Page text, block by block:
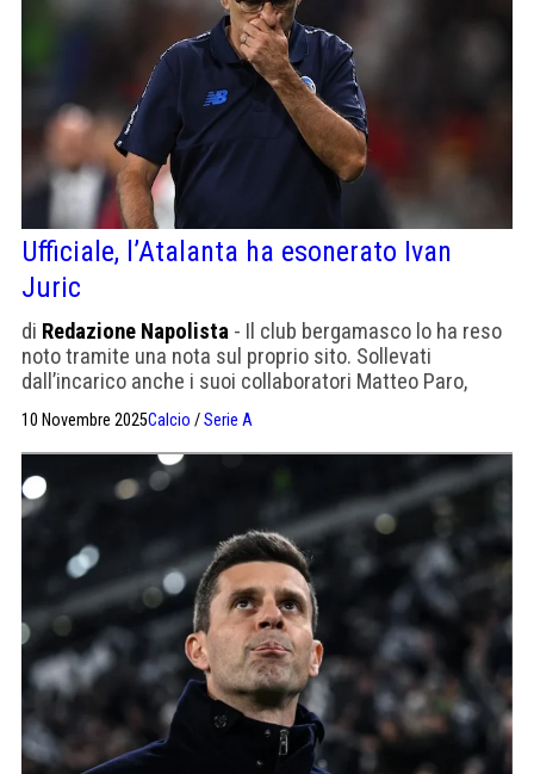
Ufficiale, l’Atalanta ha esonerato Ivan
Juric
di Redazione Napolista - Il club bergamasco lo ha reso
noto tramite una nota sul proprio sito. Sollevati
dall’incarico anche i suoi collaboratori Matteo Paro,
Orecchio.
10 Novembre 2025Calcio /Serie A